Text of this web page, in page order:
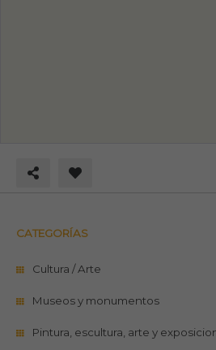
CATEGORÍAS
Cultura / Arte
Museos y monumentos
Pintura, escultura, arte y